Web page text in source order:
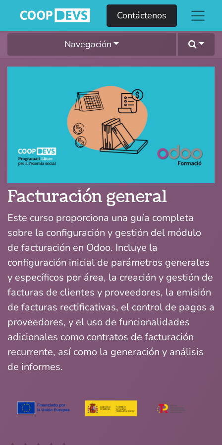
Contáctenos
Navegación
Facturación general
Este curso proporciona una guía completa
sobre la configuración y gestión del módulo
de facturación en Odoo. Incluye la
configuración inicial de parámetros generales
y específicos por área, la creación y gestión de
facturas de clientes y proveedores, la emisión
de facturas rectificativas, el control de pagos a
proveedores, y el uso de funcionalidades
adicionales como contratos de facturación
recurrente, así como la generación y análisis
de informes.